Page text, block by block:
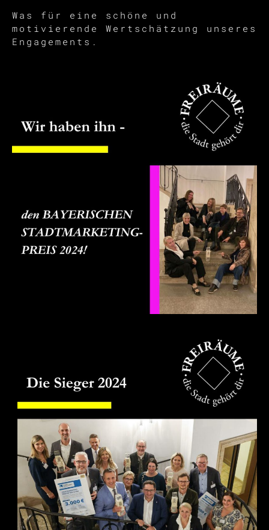
Was für eine schöne und
motivierende Wertschätzung unseres
Engagements.